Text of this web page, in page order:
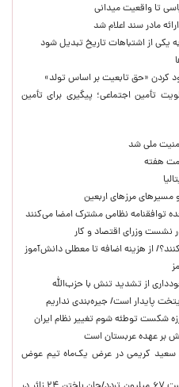
تا واقعیت میدانی
یکی از اشتباهات تاریخ تبدیل شود
کردن «حق تابعیت بر اساس تولد»
تأمین اجتماعی؛ پیگیری برای تأمین
ملی شد
هفته
مسیرهای مرزهای اربعین
توافقنامه نظامی مشترک امضا می‌کنند
نشست وزرای اقتصاد و کار
از هزینه اضافه تا معطلی دانش‌آموز
از تشدید تنش با حزب‌الله
پایدار است/ جیره‌بندی نداریم
شکست توطئه شوم تغییر نظام ایران
بر عهده عربستان است
سعید کریمی در عرض یک‌ماه تیم عوض